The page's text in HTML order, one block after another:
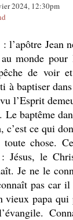
2024, 12:30pm
l’apôtre Jean
au monde
de voir
à baptiser
l’Esprit
baptême
c’est ce qui
chose.
Jésus, le
Je ne le
pas car il
vieux papa